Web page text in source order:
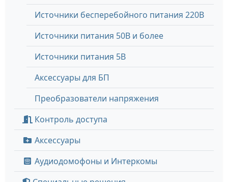
Источники бесперебойного питания 220В
Источники питания 50В и более
Источники питания 5В
Аксессуары для БП
Преобразователи напряжения
Контроль доступа
Аксессуары
Аудиодомофоны и Интеркомы